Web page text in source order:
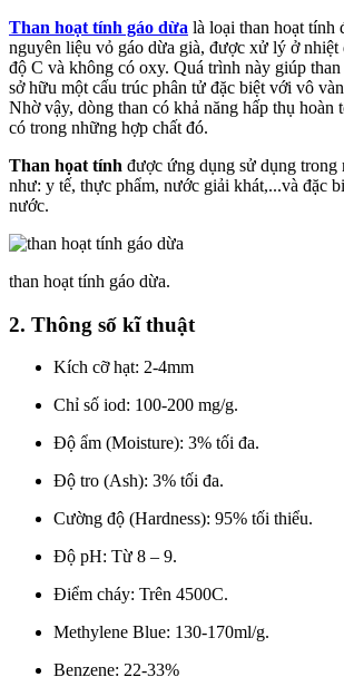
Than hoạt tính gáo dừa là loại than hoạt tính
nguyên liệu vỏ gáo dừa già, được xử lý ở nhiệt
độ C và không có oxy. Quá trình này giúp
sở hữu một cấu trúc phân tử đặc biệt với vô
Nhờ vậy, dòng than có khả năng hấp thụ hoàn
có trong những hợp chất đó.
Than họat tính được ứng dụng sử dụng trong
như: y tế, thực phẩm, nước giải khát,...và đặc
nước.
than hoạt tính gáo dừa.
2. Thông số kĩ thuật
Kích cỡ hạt: 2-4mm
Chỉ số iod: 100-200 mg/g.
Độ ẩm (Moisture): 3% tối đa.
Độ tro (Ash): 3% tối đa.
Cường độ (Hardness): 95% tối thiểu.
Độ pH: Từ 8 – 9.
Điểm cháy: Trên 4500C.
Methylene Blue: 130-170ml/g.
Benzene: 22-33%